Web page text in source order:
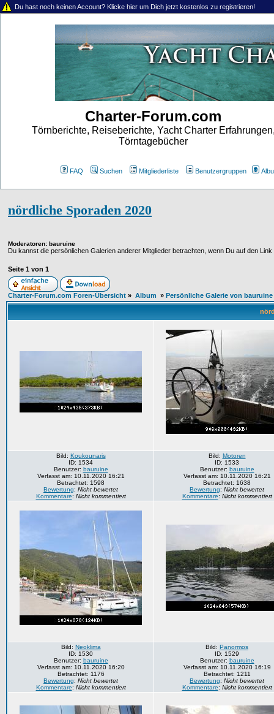
Du hast noch keinen Account? Klicke hier um Dich jetzt kostenlos zu registrieren!
Charter-Forum.com
Törnberichte, Reiseberichte, Yacht Charter
Törntagebücher
FAQ Suchen Mitgliederliste Benutzergruppen
nördliche Sporaden 2020
Moderatoren: bauruine
Du kannst die persönlichen Galerien anderer Mitglieder betrachten, wenn Du auf den
Seite 1 von 1
Charter-Forum.com Foren-Übersicht » Album » Persönliche Galerie von bauruine
Bild: Koukounaris
ID: 1534
Benutzer: bauruine
Verfasst am: 10.11.2020 16:21
Betrachtet: 1598
Bewertung: Nicht bewertet
Kommentare: Nicht kommentiert
Bild: Motoren
ID: 1533
Benutzer: bauruine
Verfasst am: 10.11.2020 16:21
Betrachtet: 1638
Bewertung: Nicht bewertet
Kommentare: Nicht kommentiert
Bild: Neoklima
ID: 1530
Benutzer: bauruine
Verfasst am: 10.11.2020 16:20
Betrachtet: 1176
Bewertung: Nicht bewertet
Kommentare: Nicht kommentiert
Bild: Panormos
ID: 1529
Benutzer: bauruine
Verfasst am: 10.11.2020 16:19
Betrachtet: 1211
Bewertung: Nicht bewertet
Kommentare: Nicht kommentiert